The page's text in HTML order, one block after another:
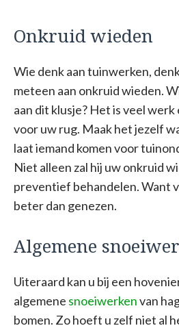
Onkruid wieden
Wie denk aan tuinwerken,
meteen aan onkruid wieden.
aan dit klusje? Het is veel werk
voor uw rug. Maak het jezelf
laat iemand komen voor
Niet alleen zal hij uw onkruid
preventief behandelen. Want
beter dan genezen.
Algemene
Uiteraard kan u bij een
algemene snoeiwerkenvan
bomen. Zo hoeft u zelf niet al